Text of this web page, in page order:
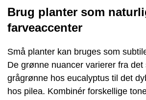
Brug planter som
farveaccenter
Små planter kan bruges som
De grønne nuancer varierer fra det
grågrønne hos eucalyptus til det
hos pilea. Kombinér forskellige